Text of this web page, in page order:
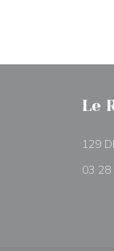
Le
129
03 28